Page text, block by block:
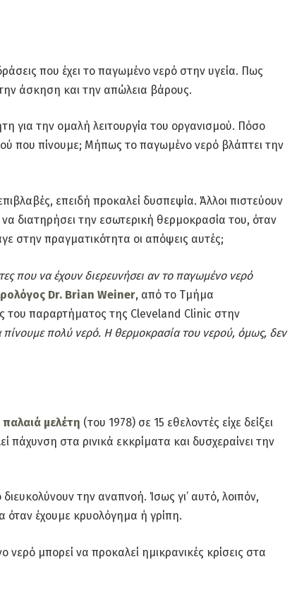
που έχει το παγωμένο νερό στην υγεία. Πως
την άσκηση και την απώλεια βάρους.
για την ομαλή λειτουργία του οργανισμού. Πόσο
που πίνουμε; Μήπως το παγωμένο νερό βλάπτει την
επειδή προκαλεί δυσπεψία. Άλλοι πιστεύουν
διατηρήσει την εσωτερική θερμοκρασία του, όταν
στην πραγματικότητα οι απόψεις αυτές;
που να έχουν διερευνήσει αν το παγωμένο νερό
Dr. Brian Weiner, από το Τμήμα
του παραρτήματος της Cleveland Clinic στην
πίνουμε πολύ νερό. Η θερμοκρασία του νερού, όμως, δεν
μελέτη (του 1978) σε 15 εθελοντές είχε δείξει
στα ρινικά εκκρίματα και δυσχεραίνει την
την αναπνοή. Ίσως γι’ αυτό, λοιπόν,
έχουμε κρυολόγημα ή γρίπη.
νερό μπορεί να προκαλεί ημικρανικές κρίσεις στα